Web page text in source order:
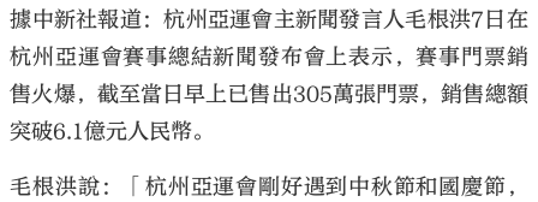
據中新社報道：杭州亞運會主新聞發言人毛根洪7日在
杭州亞運會賽事總結新聞發布會上表示，賽事門票銷
售火爆，截至當日早上已售出305萬張門票，銷售總額
突破6.1億元人民幣。
毛根洪說：「杭州亞運會剛好遇到中秋節和國慶節，